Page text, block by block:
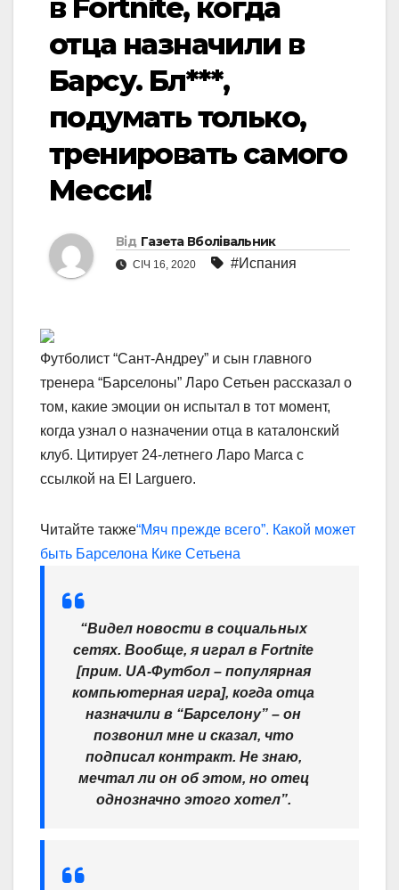
в Fortnite, когда
отца назначили в
Барсу. Бл***,
подумать только,
тренировать самого
Месси!
Від Газета Вболівальник
СІЧ 16, 2020 #Испания
Футболист “Сант-Андреу” и сын главного
тренера “Барселоны” Ларо Сетьен рассказал о
том, какие эмоции он испытал в тот момент,
когда узнал о назначении отца в каталонский
клуб. Цитирует 24-летнего Ларо Marca с
ссылкой на El Larguero.
Читайте также“Мяч прежде всего”. Какой может
быть Барселона Кике Сетьена
“Видел новости в социальных
сетях. Вообще, я играл в Fortnite
[прим. UA-Футбол – популярная
компьютерная игра], когда отца
назначили в “Барселону” – он
позвонил мне и сказал, что
подписал контракт. Не знаю,
мечтал ли он об этом, но отец
однозначно этого хотел”.